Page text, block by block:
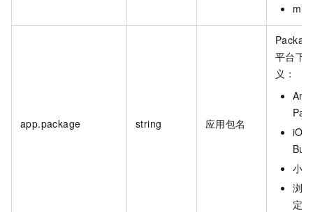
app.package string 应用包名
平台下
义：
iOS
小
浏
定义